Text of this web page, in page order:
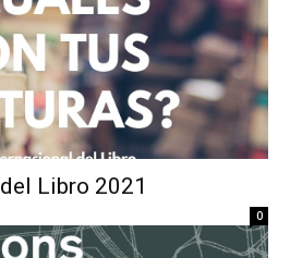
Libro 2021
0